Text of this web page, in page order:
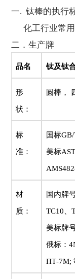
一.钛棒的执行
化工行业常
二．生产牌
品名 钛及钛
形
状：
圆棒，
标
准：
国标
美标
材
质：
国内牌
TC10 、
美标牌
俄标：
ПТ-7M;